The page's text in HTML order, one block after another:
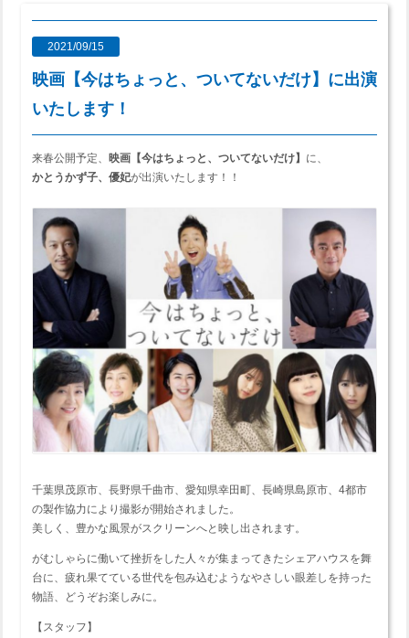
2021/09/15
映画【今はちょっと、ついてないだけ】に出演
いたします！
来春公開予定、 映画【今はちょっと、ついてないだけ】 に、
かとうかず子、優妃が出演いたします！！
千葉県茂原市、長野県千曲市、愛知県幸田町、長崎県島原市、4都市
の製作協力により撮影が開始されました。
美しく、豊かな風景がスクリーンへと映し出されます。
がむしゃらに働いて挫折をした人々が集まってきたシェアハウスを舞
台に、疲れ果てている世代を包み込むようなやさしい眼差しを持った
物語、どうぞお楽しみに。
【スタッフ】